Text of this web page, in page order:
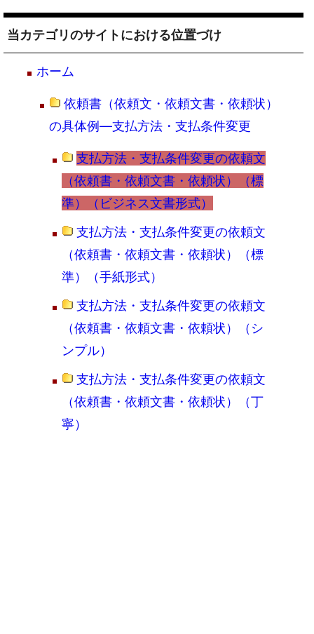
当カテゴリのサイトにおける位置づけ
ホーム
依頼書（依頼文・依頼文書・依頼状）
の具体例―支払方法・支払条件変更
支払方法・支払条件変更の依頼文
（依頼書・依頼文書・依頼状）（標
準）（ビジネス文書形式）
支払方法・支払条件変更の依頼文
（依頼書・依頼文書・依頼状）（標
準）（手紙形式）
支払方法・支払条件変更の依頼文
（依頼書・依頼文書・依頼状）（シ
ンプル）
支払方法・支払条件変更の依頼文
（依頼書・依頼文書・依頼状）（丁
寧）